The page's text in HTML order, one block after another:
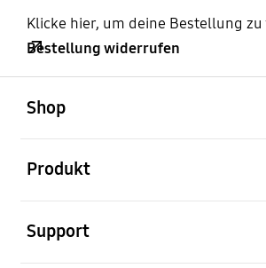
Klicke hier, um deine Bestellung
Bestellung widerrufen
Shop
Produkt
Support